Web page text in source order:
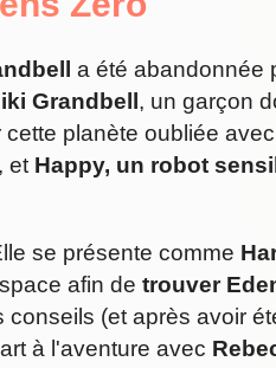
a été abandonnée
Grandbell , un garçon
planète oubliée
et Happy, un robot
se présente comme
afin de trouver
conseils (et après avoir
à l'aventure avec